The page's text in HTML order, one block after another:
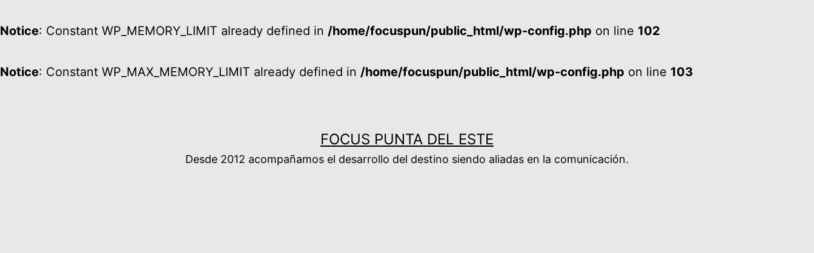
Notice: Constant WP_MEMORY_LIMIT already defined in /home/focuspun/public_html/wp-config.php on line 102
Notice: Constant WP_MAX_MEMORY_LIMIT already defined in /home/focuspun/public_html/wp-config.php on line 103
FOCUS PUNTA DEL ESTE
Desde 2012 acompañamos el desarrollo del destino siendo aliadas en la comunicación.